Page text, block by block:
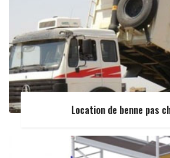
Location de benne pas